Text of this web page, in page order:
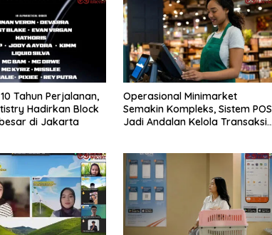
Tahun Perjalanan,
Hadirkan Block
di Jakarta
Operasional Minimarket
Semakin Kompleks, Sistem POS
Jadi Andalan Kelola Transaksi